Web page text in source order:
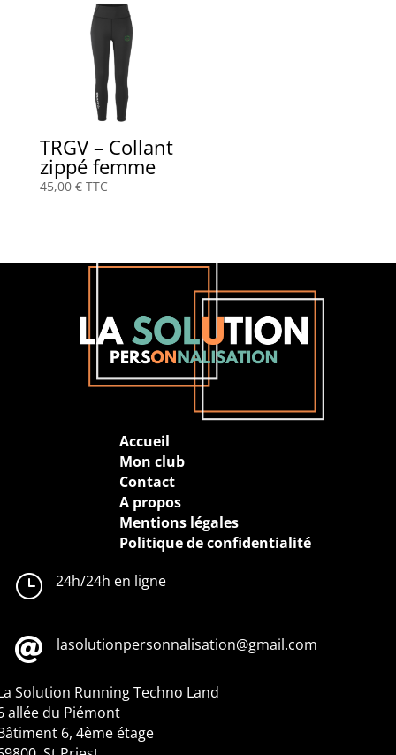
TRGV – Collant
zippé femme
45,00 € TTC
Accueil
Mon club
Contact
A propos
Mentions légales
Politique de confidentialité
} 24h/24h en ligne
 lasolutionpersonnalisation@gmail.com
Solution RunningTechno Land
allée du Piémont
6, 4ème étage